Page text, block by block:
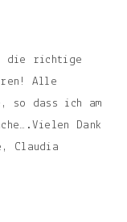
die richtige
Alle
so dass ich am
Dank
Claudia